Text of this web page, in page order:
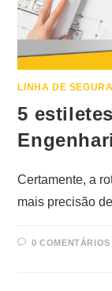
LINHA DE
5
Certamente, a
mais precisão
0 COMENTÁRIOS